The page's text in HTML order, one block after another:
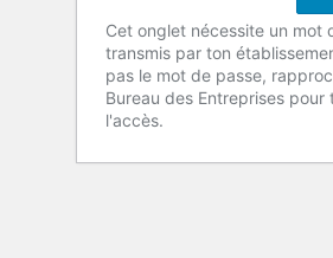
Cet onglet nécessite un mot
transmis par ton
pas le mot de passe,
Bureau des Entreprises pour
l'accès.